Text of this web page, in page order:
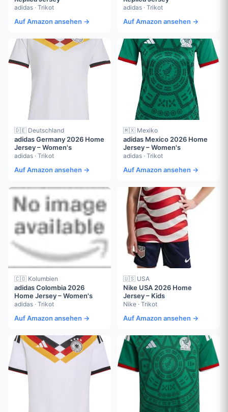
adidas · Trikot
Auf Amazon ansehen →
adidas · Trikot
Auf Amazon ansehen →
🇩🇪 Deutschland
adidas Germany 2026 Home
Jersey – Women's
adidas · Trikot
Auf Amazon ansehen →
🇲🇽 Mexiko
adidas Mexico 2026 Home
Jersey – Women's
adidas · Trikot
Auf Amazon ansehen →
🇨🇴 Kolumbien
adidas Colombia 2026
Home Jersey – Women's
adidas · Trikot
Auf Amazon ansehen →
🇺🇸 USA
Nike USA 2026 Home
Jersey – Kids
Nike · Trikot
Auf Amazon ansehen →